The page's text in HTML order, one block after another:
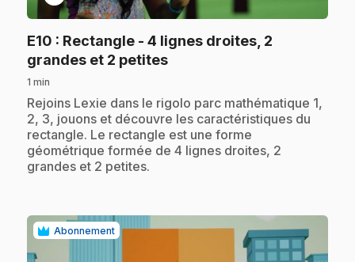
E10 : Rectangle - 4 lignes droites, 2
grandes et 2 petites.
1 min
.Rejoins Lexie dans le rigolo parc mathématique 1,
2, 3, jouons et découvre les caractéristiques du
rectangle. Le rectangle est une forme
géométrique formée de 4 lignes droites, 2
grandes et 2 petites.
Abonnement